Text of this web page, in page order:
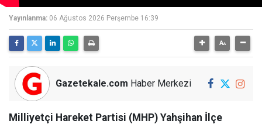
Yayınlanma: 06 Ağustos 2026 Perşembe 16:39
Gazetekale.com Haber Merkezi
Milliyetçi Hareket Partisi (MHP) Yahşihan İlçe